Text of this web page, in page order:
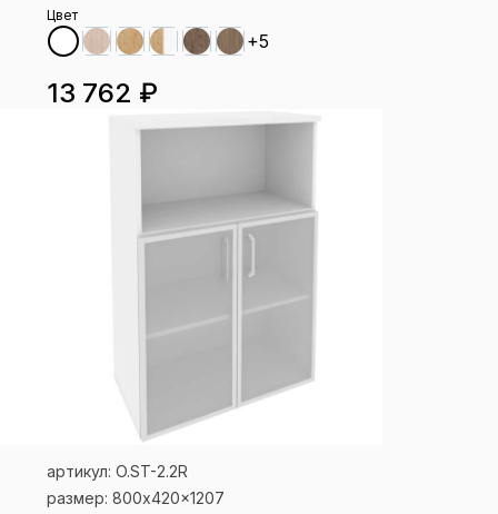
Цвет
+5
13 762 ₽
артикул: O.ST-2.2R
размер: 800x420x1207